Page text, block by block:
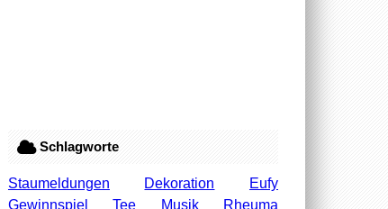
Schlagworte
Staumeldungen Dekoration
Eufy
Gewinnspiel
Tee Musik
Rheuma